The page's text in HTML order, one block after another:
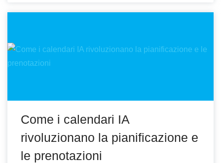
Come i calendari IA
rivoluzionano la pianificazione e
le prenotazioni